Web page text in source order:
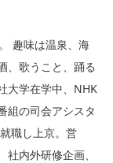
趣味は温泉、海
、歌うこと、踊る
大学在学中、NHK
組の司会アシスタ
職し上京。営
内外研修企画、